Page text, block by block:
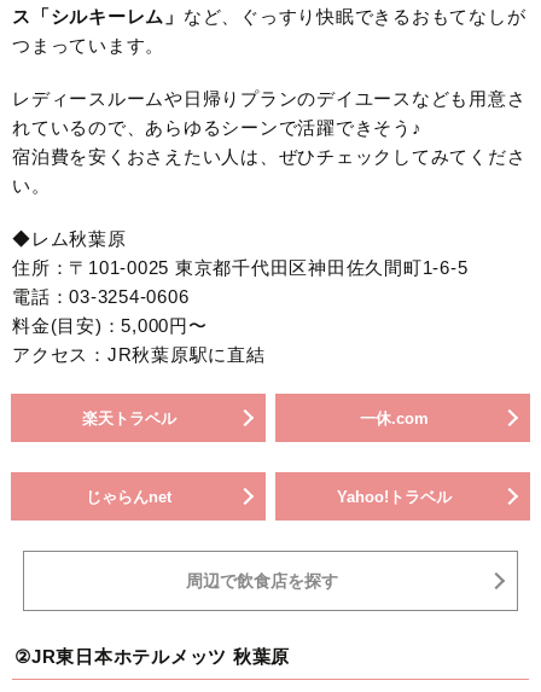
ス
「シルキーレム」 など、ぐっすり快眠できるおもてなしが
つまっています。
レディースルームや日帰りプランのデイユースなども用意さ
れているので、あらゆるシーンで活躍できそう♪
宿泊費を安くおさえたい人は、ぜひチェックしてみてくださ
い。
◆レム秋葉原
住所：〒101-0025 東京都千代田区神田佐久間町1-6-5
電話：03-3254-0606
料金(目安)：5,000円〜
アクセス：JR秋葉原駅に直結
楽天トラベル 一休.com
じゃらんnet Yahoo!トラベル
周辺で飲食店を探す
②JR東日本ホテルメッツ 秋葉原